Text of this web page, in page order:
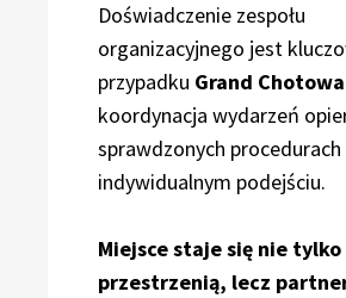
Doświadczenie zespołu
organizacyjnego jest
przypadku Grand Chotowa
koordynacja wydarzeń
sprawdzonych procedurach
indywidualnym podejściu.
Miejsce staje się nie tylko
przestrzenią, lecz